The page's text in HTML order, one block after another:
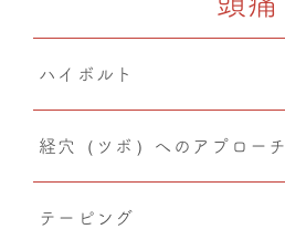
ハイボルト
経穴（ツボ）へのアプローチ
テーピング